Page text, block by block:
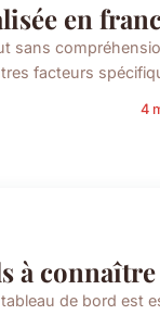
en
sans
facteurs
4
à connaître
de bord est